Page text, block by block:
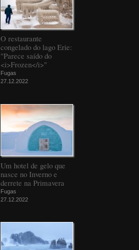
O restaurante
congelado do lago Erie:
"Parece saído do
<i>Frozen</i>"
Fugas
27.12.2022
Um hotel de gelo que
nasce no Inverno e
derrete na Primavera
Fugas
27.12.2022